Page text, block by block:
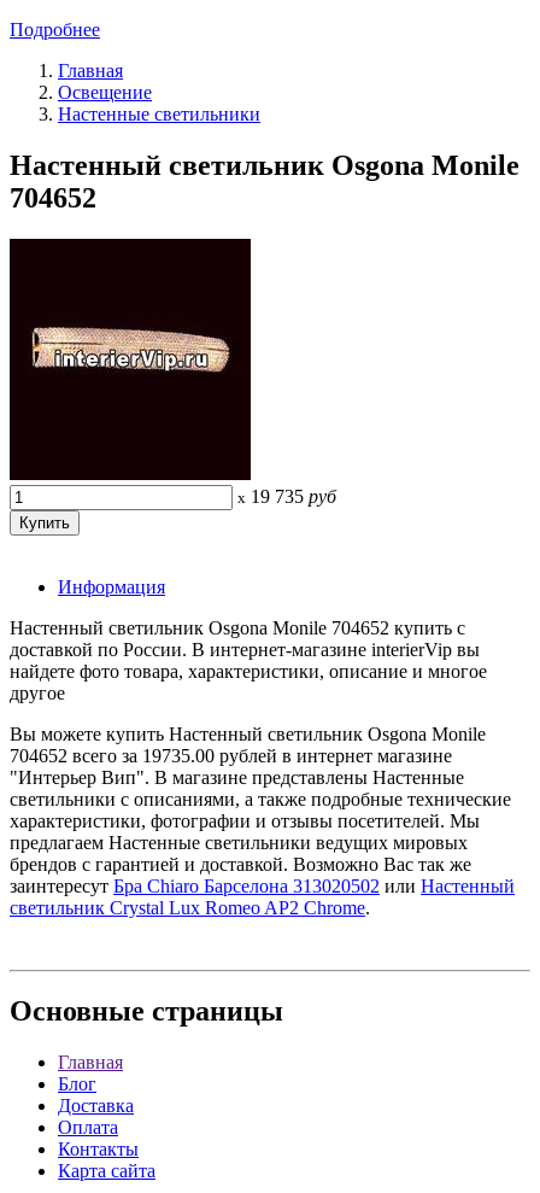
Подробнее
Главная
Освещение
Настенные светильники
Настенный светильник Osgona Monile
704652
x 19 735 руб
Информация
Настенный светильник Osgona Monile 704652 купить с
доставкой по России. В интернет-магазине interierVip вы
найдете фото товара, характеристики, описание и многое
другое
Вы можете купить Настенный светильник Osgona Monile
704652 всего за 19735.00 рублей в интернет магазине
"Интерьер Вип". В магазине представлены Настенные
светильники с описаниями, а также подробные технические
характеристики, фотографии и отзывы посетителей. Мы
предлагаем Настенные светильники ведущих мировых
брендов с гарантией и доставкой. Возможно Вас так же
заинтересут Бра Chiaro Барселона 313020502 или Настенный
светильник Crystal Lux Romeo AP2 Chrome.
Основные страницы
Главная
Блог
Доставка
Оплата
Контакты
Карта сайта